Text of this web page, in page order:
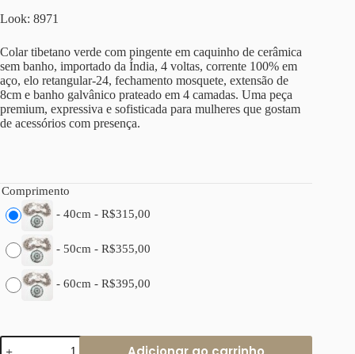
Look: 8971
Colar tibetano verde com pingente em caquinho de cerâmica
sem banho, importado da Índia, 4 voltas, corrente 100% em
aço, elo retangular-24, fechamento mosquete, extensão de
8cm e banho galvânico prateado em 4 camadas. Uma peça
premium, expressiva e sofisticada para mulheres que gostam
de acessórios com presença.
Comprimento
- 40cm - R$315,00
- 50cm - R$355,00
- 60cm - R$395,00
Colar